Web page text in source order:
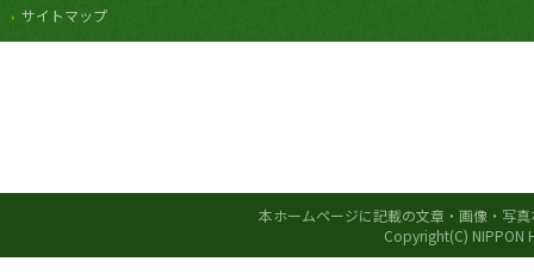
サイトマップ
本ホームページに記載の文章・画像・写
Copyright(C) NIPPON